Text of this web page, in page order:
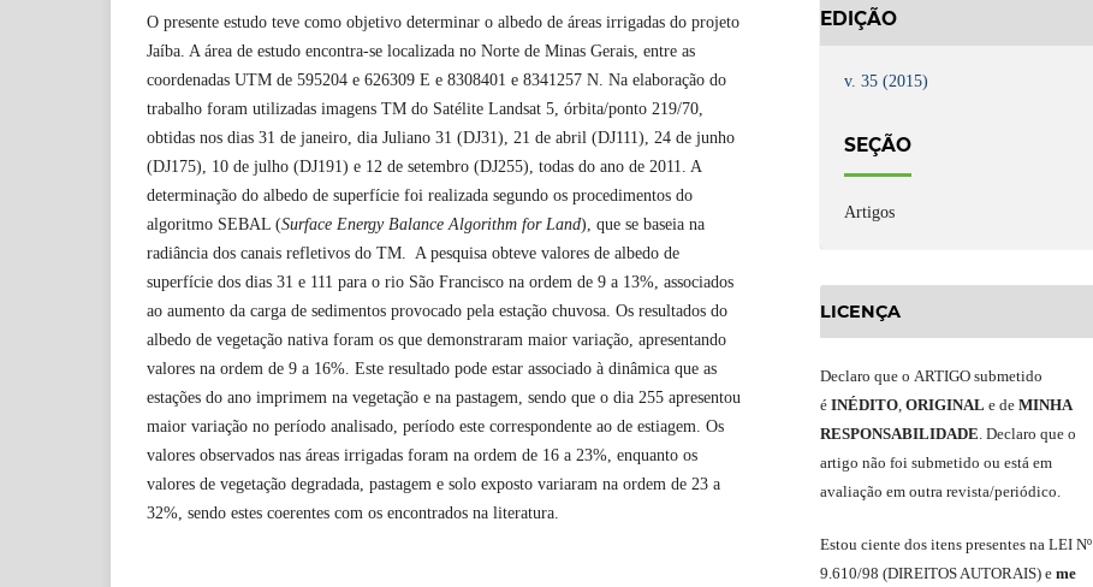
O presente estudo teve como objetivo determinar o albedo de áreas irrigadas do projeto
Jaíba. A área de estudo encontra-se localizada no Norte de Minas Gerais, entre as
coordenadas UTM de 595204 e 626309 E e 8308401 e 8341257 N. Na elaboração do
trabalho foram utilizadas imagens TM do Satélite Landsat 5, órbita/ponto 219/70,
obtidas nos dias 31 de janeiro, dia Juliano 31 (DJ31), 21 de abril (DJ111), 24 de junho
(DJ175), 10 de julho (DJ191) e 12 de setembro (DJ255), todas do ano de 2011. A
determinação do albedo de superfície foi realizada segundo os procedimentos do
algoritmo SEBAL (Surface Energy Balance Algorithm for Land), que se baseia na
radiância dos canais refletivos do TM. A pesquisa obteve valores de albedo de
superfície dos dias 31 e 111 para o rio São Francisco na ordem de 9 a 13%, associados
ao aumento da carga de sedimentos provocado pela estação chuvosa. Os resultados do
albedo de vegetação nativa foram os que demonstraram maior variação, apresentando
valores na ordem de 9 a 16%. Este resultado pode estar associado à dinâmica que as
estações do ano imprimem na vegetação e na pastagem, sendo que o dia 255 apresentou
maior variação no período analisado, período este correspondente ao de estiagem. Os
valores observados nas áreas irrigadas foram na ordem de 16 a 23%, enquanto os
valores de vegetação degradada, pastagem e solo exposto variaram na ordem de 23 a
32%, sendo estes coerentes com os encontrados na literatura.
EDIÇÃO
v. 35 (2015)
SEÇÃO
Artigos
LICENÇA
Declaro que o ARTIGO submetido
é INÉDITO, ORIGINAL e de MINHA
RESPONSABILIDADE. Declaro que o
artigo não foi submetido ou está em
avaliação em outra revista/periódico.
Estou ciente dos itens presentes na LEI Nº
9.610/98 (DIREITOS AUTORAIS) e me